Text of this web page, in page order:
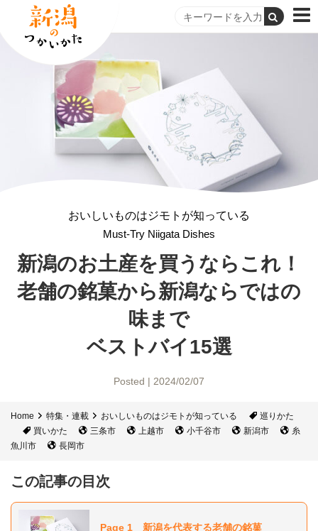
おいしいものはジモトが知っている
Must-Try Niigata Dishes
新潟のお土産を買うならこれ！
老舗の銘菓から新潟ならではの
味まで
ベストバイ15選
Posted | 2024/02/07
Home 特集・連載 おいしいものはジモトが知っている
巡りかた
買いかた
三条市 上越市 小千谷市 新潟市
糸
魚川市
長岡市
この記事の目次
Page 1 新潟を代表する老舗の銘菓